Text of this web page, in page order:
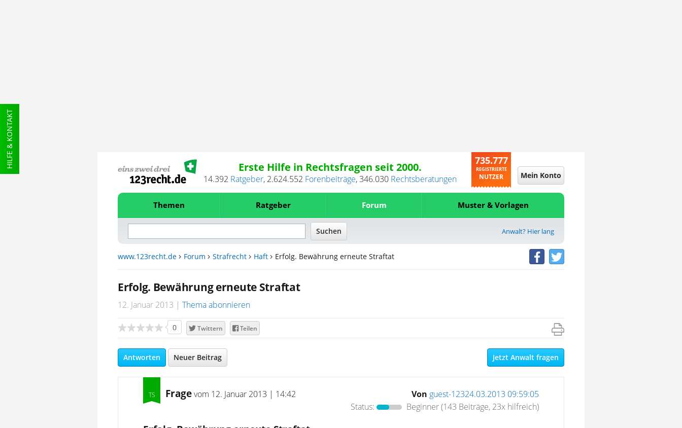
HILFE & KONTAKT Erste Hilfe in Rechtsfragen seit 2000.
14.392 Ratgeber, 2.624.552 Forenbeiträge,346.030 Rechtsberatungen
735.777
REGISTRIERTE
NUTZER Mein Konto
Themen Ratgeber Forum Muster & Vorlagen
Anwalt? Hier lang
www.123recht.de Forum Strafrecht Haft Erfolg. Bewährung erneute Straftat
Erfolg. Bewährung erneute Straftat
12. Januar 2013 Thema abonnieren
0 Twittern Teilen
Antworten Neuer Beitrag Jetzt Anwalt fragen
Fragevom 12. Januar 2013 | 14:42 Von guest-12324.03.2013 09:59:05
Status:
Beginner(143 Beiträge, 23x hilfreich)